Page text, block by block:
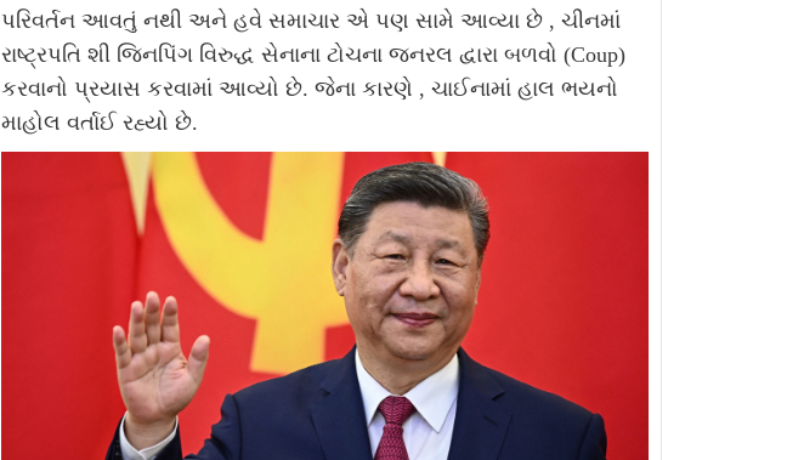
પરિવર્તન આવતું નથી અને હવે સમાચાર એ પણ સામે આવ્યા છે , ચીનમાં
રાષ્ટ્રપતિ શી જિનપિંગ વિરુદ્ધ સેનાના ટોચના જનરલ દ્વારા બળવો (Coup)
કરવાનો પ્રયાસ કરવામાં આવ્યો છે. જેના કારણે , ચાઈનામાં હાલ ભયનો
માહોલ વર્તાઈ રહ્યો છે.